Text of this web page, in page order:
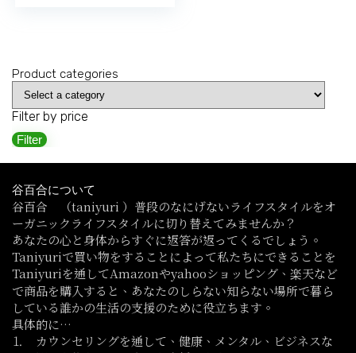
Product categories
Filter by price
Filter
谷百合について
谷百合 （taniyuri ）普段のなにげないライフスタイルをオ
ーガニックライフスタイルに切り替えてみませんか？
あなたの心と身体からすぐに返答が返ってくるでしょう。
Taniyuriで買い物をすることによって私たちにできることを
Taniyuriを通してAmazonやyahooショッピング、楽天など
で商品を購入すると、あなたのしらない知らない場所で暮ら
している誰かの生活の支援のために役立ちます。
具体的に…
⒈ カウンセリングを通して、健康、メンタル、ビジネスな